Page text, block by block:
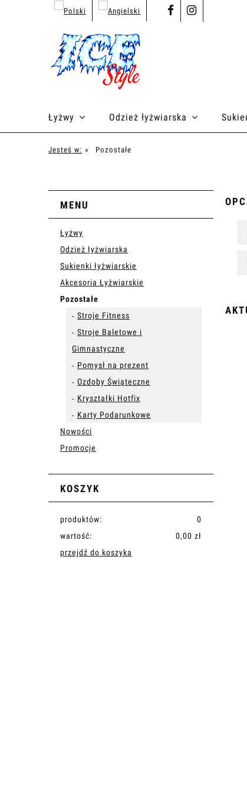
Łyżwy Odzież łyżwiarska
Producenci Kontakt
Jesteś w: » Pozostałe
MENU
Łyżwy
Odzież łyżwiarska
Sukienki łyżwiarskie
Akcesoria Łyżwiarskie
Pozostałe
Stroje Fitness
Stroje Baletowe i
Gimnastyczne
Pomysł na prezent
Ozdoby Świąteczne
Kryształki Hotfix
Karty Podarunkowe
Nowości
Promocje
KOSZYK
produktów:
0
wartość:
0,00 zł
przejdź do koszyka